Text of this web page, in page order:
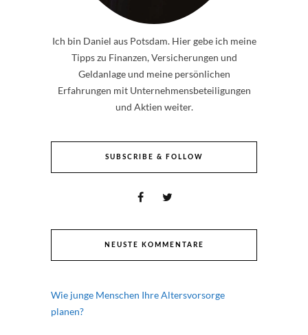
Ich bin Daniel aus Potsdam. Hier gebe ich meine
Tipps zu Finanzen, Versicherungen und
Geldanlage und meine persönlichen
Erfahrungen mit Unternehmensbeteiligungen
und Aktien weiter.
SUBSCRIBE & FOLLOW
NEUSTE KOMMENTARE
Wie junge Menschen Ihre Altersvorsorge
planen?